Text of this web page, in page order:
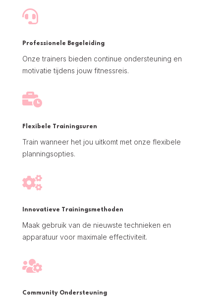

Professionele Begeleiding
Onze trainers bieden continue ondersteuning en
motivatie tijdens jouw fitnessreis.

Flexibele Trainingsuren
Train wanneer het jou uitkomt met onze flexibele
planningsopties.

Innovatieve Trainingsmethoden
Maak gebruik van de nieuwste technieken en
apparatuur voor maximale effectiviteit.

Community Ondersteuning